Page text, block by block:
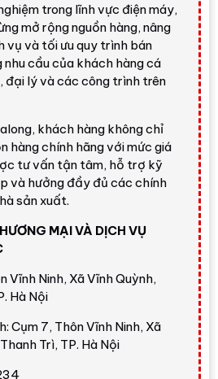
dung tích vừa, dễ bố trí nhưng
hoạt hiện đại.
từ Điện Máy
dưới 325L có đông
và làm đá tự động
phù hợp khách hàng
không muốn chỉ dừng ở
Prime Fresh -3°C, người
thịt cá dùng sớm tiện hơn; với
lấy nước ngoàivàlàm đá tự
hằng ngày tiện lợi hơn rõ
này là kích thước gọn hơn các
kế ngăn đá dưới dễ lấy thực
trong lĩnh vực điện máy,
mở rộng nguồn hàng, nâng
vụ và tối ưu quy trình bán
nhu cầu của khách hàng cá
đại lý và các công trình trên
khách hàng không chỉ
hàng chính hãng với mức giá
tư vấn tận tâm, hỗ trợ kỹ
và hưởng đầy đủ các chính
sản xuất.
MẠI VÀ DỊCH VỤ
Vĩnh Ninh, Xã Vĩnh Quỳnh,
Hà Nội
Cụm 7, Thôn Vĩnh Ninh, Xã
Trì, TP. Hà Nội